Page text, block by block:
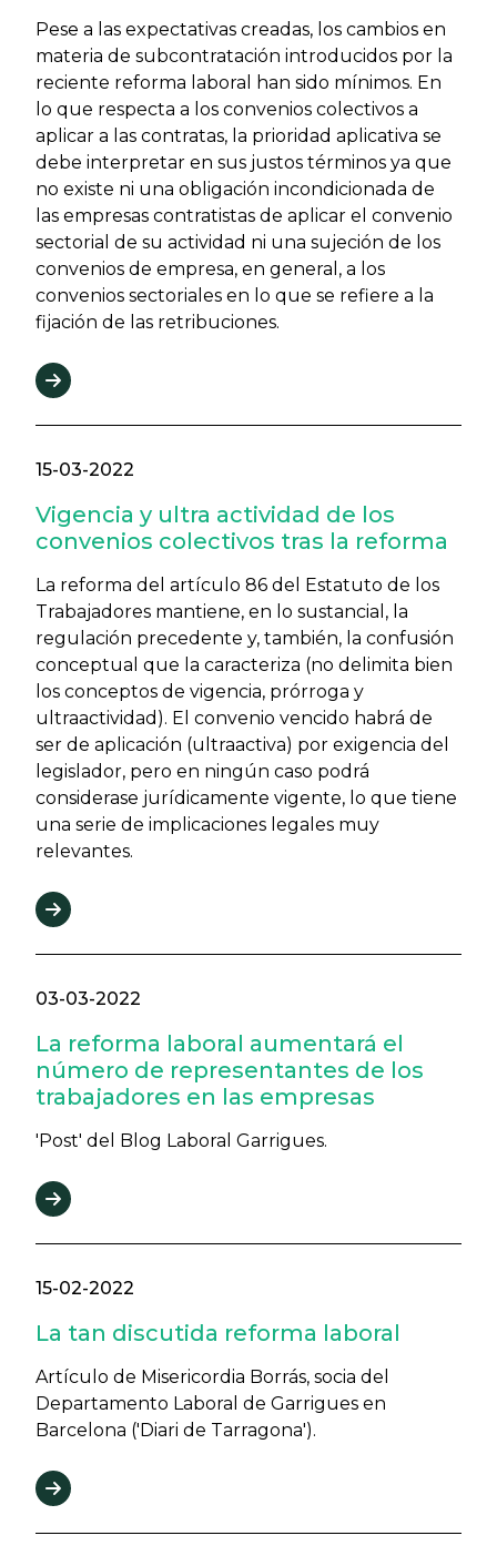
Pese a las expectativas creadas, los cambios en
materia de subcontratación introducidos por la
reciente reforma laboral han sido mínimos. En
lo que respecta a los convenios colectivos a
aplicar a las contratas, la prioridad aplicativa se
debe interpretar en sus justos términos ya que
no existe ni una obligación incondicionada de
las empresas contratistas de aplicar el convenio
sectorial de su actividad ni una sujeción de los
convenios de empresa, en general, a los
convenios sectoriales en lo que se refiere a la
fijación de las retribuciones.
15-03-2022
Vigencia y ultra actividad de los
convenios colectivos tras la reforma
La reforma del artículo 86 del Estatuto de los
Trabajadores mantiene, en lo sustancial, la
regulación precedente y, también, la confusión
conceptual que la caracteriza (no delimita bien
los conceptos de vigencia, prórroga y
ultraactividad). El convenio vencido habrá de
ser de aplicación (ultraactiva) por exigencia del
legislador, pero en ningún caso podrá
considerase jurídicamente vigente, lo que tiene
una serie de implicaciones legales muy
relevantes.
03-03-2022
La reforma laboral aumentará el
número de representantes de los
trabajadores en las empresas
'Post' del Blog Laboral Garrigues.
15-02-2022
La tan discutida reforma laboral
Artículo de Misericordia Borrás, socia del
Departamento Laboral de Garrigues en
Barcelona ('Diari de Tarragona').